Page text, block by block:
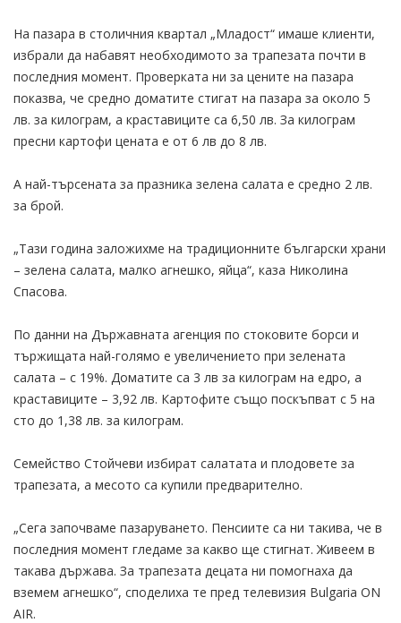
На пазара в столичния квартал „Младост“ имаше клиенти,
избрали да набавят необходимото за трапезата почти в
последния момент. Проверката ни за цените на пазара
показва, че средно доматите стигат на пазара за около 5
лв. за килограм, а краставиците са 6,50 лв. За килограм
пресни картофи цената е от 6 лв до 8 лв.
А най-търсената за празника зелена салата е средно 2 лв.
за брой.
„Тази година заложихме на традиционните български храни
– зелена салата, малко агнешко, яйца“, каза Николина
Спасова.
По данни на Държавната агенция по стоковите борси и
тържищата най-голямо е увеличението при зелената
салата – с 19%. Доматите са 3 лв за килограм на едро, а
краставиците – 3,92 лв. Картофите също поскъпват с 5 на
сто до 1,38 лв. за килограм.
Семейство Стойчеви избират салатата и плодовете за
трапезата, а месото са купили предварително.
„Сега започваме пазаруването. Пенсиите са ни такива, че в
последния момент гледаме за какво ще стигнат. Живеем в
такава държава. За трапезата децата ни помогнаха да
вземем агнешко“, споделиха те пред телевизия Bulgaria ON
AIR.